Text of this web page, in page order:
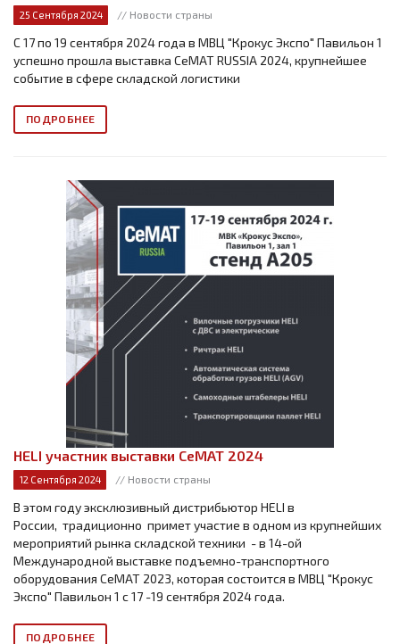
25 Сентября 2024 // Новости страны
С 17 по 19 сентября 2024 года в МВЦ "Крокус Экспо" Павильон 1
успешно прошла выставка CeMAT RUSSIA 2024, крупнейшее
событие в сфере складской логистики
ПОДРОБНЕЕ
HELI участник выставки СеМАТ 2024
12 Сентября 2024 // Новости страны
В этом году эксклюзивный дистрибьютор HELI в
России, традиционно примет участие в одном из крупнейших
мероприятий рынка складской техники - в 14-ой
Международной выставке подъемно-транспортного
оборудования СеМАТ 2023, которая состоится в МВЦ "Крокус
Экспо" Павильон 1 с 17 -19 сентября 2024 года.
ПОДРОБНЕЕ